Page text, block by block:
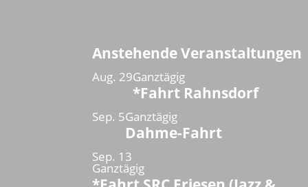
Anstehende Veranstaltungen
Aug. 29Ganztägig
*Fahrt Rahnsdorf
Sep. 5Ganztägig
Dahme-Fahrt
Sep. 13
Ganztägig